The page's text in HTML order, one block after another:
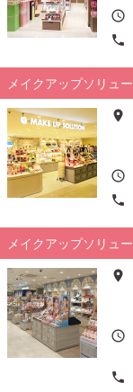
メイクアップソリュ
メイクアップソリュ